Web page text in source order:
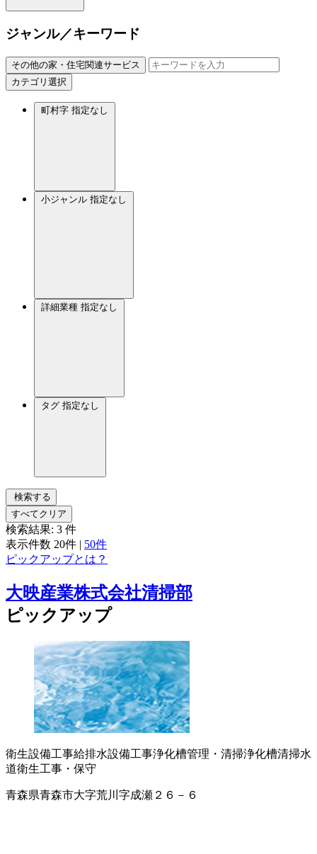
ジャンル／キーワード
その他の家・住宅関連サービス
カテゴリ選択
町村字 指定なし
小ジャンル 指定なし
詳細業種 指定なし
タグ 指定なし
検索する
すべてクリア
検索結果: 3 件
表示件数 20件 | 50件
ピックアップとは？
大映産業株式会社清掃部
ピックアップ
衛生設備工事給排水設備工事浄化槽管理・清掃浄化槽清掃水
道衛生工事・保守
青森県青森市大字荒川字成瀬２６－６